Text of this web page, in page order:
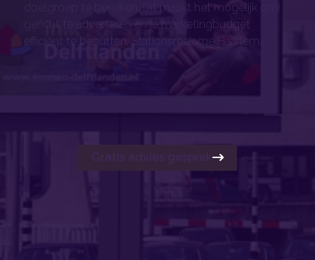
doelgroep te bereiken. Dit maakt het mogelijk om
gericht te adverteren en je marketingbudget
efficiënt te benutten. Stationsreclame Haarlem.
Gratis advies gesprek